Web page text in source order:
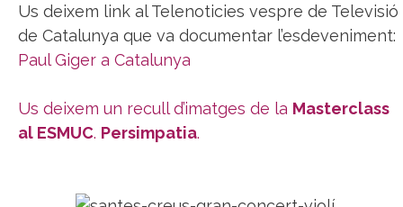
Us deixem link al Telenoticies vespre de Televisió
de Catalunya que va documentar l’esdeveniment:
Paul Giger a Catalunya
Us deixem un recull d’imatges de la Masterclass
al ESMUC. Persimpatia.